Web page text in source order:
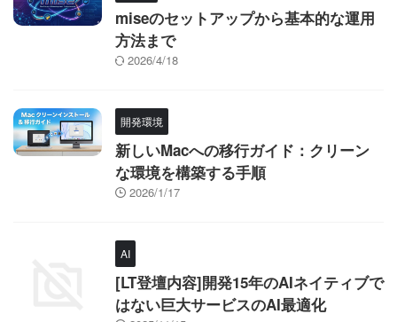
miseのセットアップから基本的な運用
方法まで
2026/4/18
開発環境
新しいMacへの移行ガイド：クリーン
な環境を構築する手順
2026/1/17
AI
[LT登壇内容]開発15年のAIネイティブで
はない巨大サービスのAI最適化